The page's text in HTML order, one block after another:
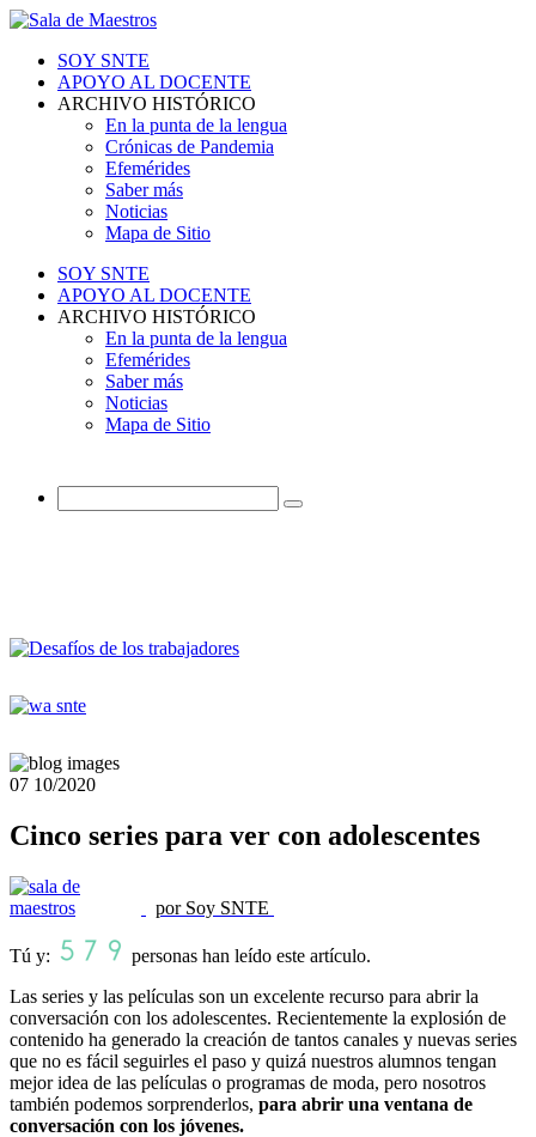
SOY SNTE
APOYO AL DOCENTE
ARCHIVO HISTÓRICO
En la punta de la lengua
Crónicas de Pandemia
Efemérides
Saber más
Noticias
Mapa de Sitio
SOY SNTE
APOYO AL DOCENTE
ARCHIVO HISTÓRICO
En la punta de la lengua
Efemérides
Saber más
Noticias
Mapa de Sitio
07 10/2020
Cinco series para ver con adolescentes
por Soy SNTE
Tú y:
personas han leído este artículo.
Las series y las películas son un excelente recurso para abrir la
conversación con los adolescentes. Recientemente la explosión de
contenido ha generado la creación de tantos canales y nuevas series
que no es fácil seguirles el paso y quizá nuestros alumnos tengan
mejor idea de las películas o programas de moda, pero nosotros
también podemos sorprenderlos, para abrir una ventana de
conversación con los jóvenes.